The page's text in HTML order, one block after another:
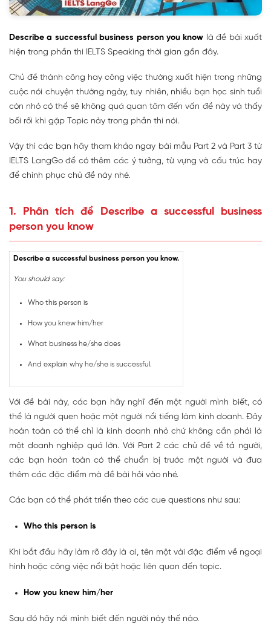
Describe a successful business person you know là đề bài xuất
hiện trong phần thi IELTS Speaking thời gian gần đây.
Chủ đề thành công hay công việc thường xuất hiện trong những
cuộc nói chuyện thường ngày, tuy nhiên, nhiều bạn học sinh tuổi
còn nhỏ có thể sẽ không quá quan tâm đến vấn đề này và thấy
bối rối khi gặp Topic này trong phần thi nói.
Vậy thì các bạn hãy tham khảo ngay bài mẫu Part 2 và Part 3 từ
IELTS LangGo để có thêm các ý tưởng, từ vựng và cấu trúc hay
để chinh phục chủ đề này nhé.
1. Phân tích đề Describe a successful business
person you know
Describe a successful business person you know.
You should say:
Who this person is
How you knew him/her
What business he/she does
And explain why he/she is successful.
Với đề bài này, các bạn hãy nghĩ đến một người mình biết, có
thể là người quen hoặc một người nổi tiếng làm kinh doanh. Đây
hoàn toàn có thể chỉ là kinh doanh nhỏ chứ không cần phải là
một doanh nghiệp quá lớn. Với Part 2 các chủ đề về tả người,
các bạn hoàn toàn có thể chuẩn bị trước một người và đưa
thêm các đặc điểm mà đề bài hỏi vào nhé.
Các bạn có thể phát triển theo các cue questions như sau:
Who this person is
Khi bắt đầu hãy làm rõ đây là ai, tên một vài đặc điểm về ngoại
hình hoặc công việc nổi bật hoặc liên quan đến topic.
How you knew him/her
Sau đó hãy nói mình biết đến người này thế nào.